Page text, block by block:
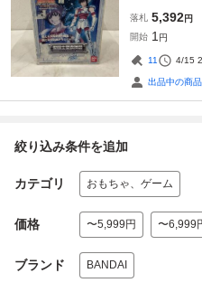
落札 5,392円
開始 1 円
11 4/15
出品中の商品
絞り込み条件を追加
カテゴリ おもちゃ、ゲーム
価格 〜5,999円 〜6,999
ブランド BANDAI